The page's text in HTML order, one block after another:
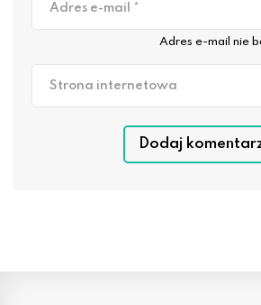
Adres e-mail *
Adres e-mail nie
Strona internetowa
Dodaj